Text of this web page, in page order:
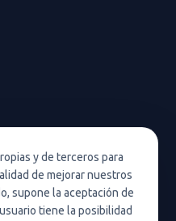
y de terceros para
de mejorar nuestros
supone la aceptación de
tiene la posibilidad